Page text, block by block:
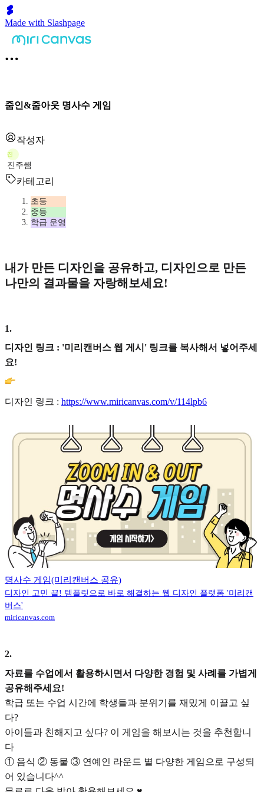
Made with Slashpage
줌인&줌아웃 명사수 게임
작성자
진
진주쌤
카테고리
초등
중등
학급 운영
내가 만든 디자인을 공유하고, 디자인으로 만든
나만의 결과물을 자랑해보세요!
1.
디자인 링크 : '미리캔버스 웹 게시' 링크를 복사해서 넣어주세
요!
디자인 링크 : https://www.miricanvas.com/v/114lpb6
명사수 게임(미리캔버스 공유)
디자인 고민 끝! 템플릿으로 바로 해결하는 웹 디자인 플랫폼 '미리캔
버스'
miricanvas.com
2.
자료를 수업에서 활용하시면서 다양한 경험 및 사례를 가볍게
공유해주세요!
학급 또는 수업 시간에 학생들과 분위기를 재밌게 이끌고 싶
다?
아이들과 친해지고 싶다? 이 게임을 해보시는 것을 추천합니
다
① 음식 ② 동물 ③ 연예인 라운드 별 다양한 게임으로 구성되
어 있습니다^^